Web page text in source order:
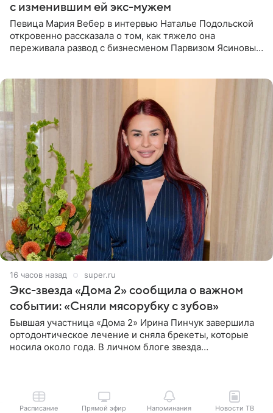
с изменившим ей экс-мужем
Певица Мария Вебер в интервью Наталье Подольской
откровенно рассказала о том, как тяжело она
переживала развод с бизнесменом Парвизом Ясиновым.
16 часов назад super.ru
Экс-звезда «Дома 2» сообщила о важном
событии: «Сняли мясорубку с зубов»
Бывшая участница «Дома 2» Ирина Пинчук завершила
ортодонтическое лечение и сняла брекеты, которые
носила около года. В личном блоге звезда
Расписание Прямой эфир Напоминания Новости ТВ